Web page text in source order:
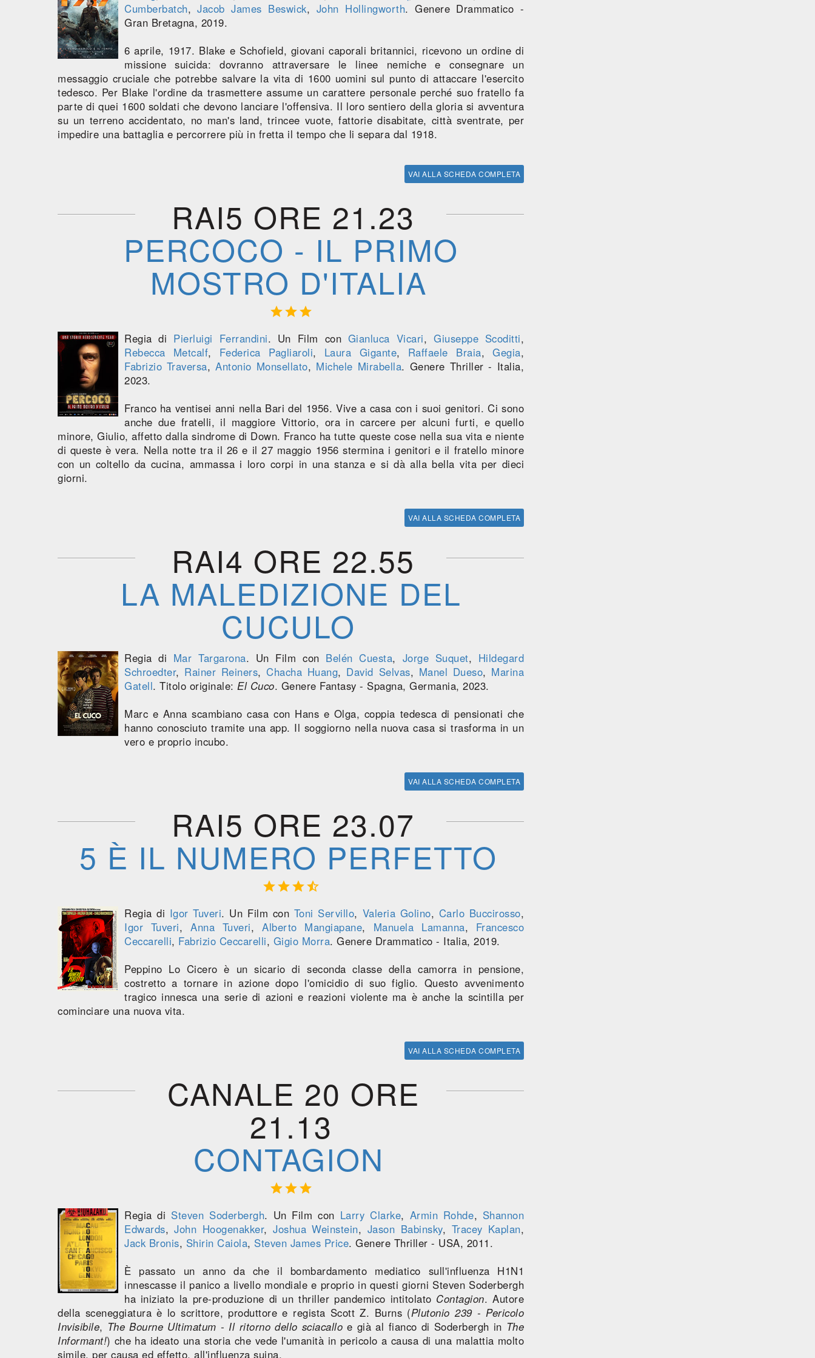
Cumberbatch,Jacob James Beswick, John Hollingworth. Genere Drammatico -
Gran Bretagna, 2019.
6 aprile, 1917. Blake e Schofield, giovani caporali britannici, ricevono un ordine di
missione suicida: dovranno attraversare le linee nemiche e consegnare un
messaggio cruciale che potrebbe salvare la vita di 1600 uomini sul punto di attaccare l'esercito
tedesco. Per Blake l'ordine da trasmettere assume un carattere personale perché suo fratello fa
parte di quei 1600 soldati che devono lanciare l'offensiva. Il loro sentiero della gloria si avventura
su un terreno accidentato, no man's land, trincee vuote, fattorie disabitate, città sventrate, per
impedire una battaglia e percorrere più in fretta il tempo che li separa dal 1918.
VAI ALLA SCHEDA COMPLETA
RAI5 ORE 21.23
PERCOCO - IL PRIMO
MOSTRO D'ITALIA

Regia di Pierluigi Ferrandini. Un Film con Gianluca Vicari,Giuseppe Scoditti,
Rebecca Metcalf, Federica Pagliaroli, Laura Gigante, Raffaele Braia,Gegia,
Fabrizio Traversa,Antonio Monsellato, Michele Mirabella. Genere Thriller - Italia,
2023.
Franco ha ventisei anni nella Bari del 1956. Vive a casa con i suoi genitori. Ci sono
anche due fratelli, il maggiore Vittorio, ora in carcere per alcuni furti, e quello
minore, Giulio, affetto dalla sindrome di Down. Franco ha tutte queste cose nella sua vita e niente
di queste è vera. Nella notte tra il 26 e il 27 maggio 1956 stermina i genitori e il fratello minore
con un coltello da cucina, ammassa i loro corpi in una stanza e si dà alla bella vita per dieci
giorni.
VAI ALLA SCHEDA COMPLETA
RAI4 ORE 22.55
LA MALEDIZIONE DEL
CUCULO
Regia di Mar Targarona. Un Film con Belén Cuesta, Jorge Suquet, Hildegard
Schroedter, Rainer Reiners,Chacha Huang, David Selvas, Manel Dueso, Marina
Gatell. Titolo originale: El Cuco. Genere Fantasy - Spagna, Germania, 2023.
Marc e Anna scambiano casa con Hans e Olga, coppia tedesca di pensionati che
hanno conosciuto tramite una app. Il soggiorno nella nuova casa si trasforma in un
vero e proprio incubo.
VAI ALLA SCHEDA COMPLETA
RAI5 ORE 23.07
5 È IL NUMERO PERFETTO

Regia di Igor Tuveri. Un Film con Toni Servillo, Valeria Golino, Carlo Buccirosso,
Igor Tuveri,Anna Tuveri,Alberto Mangiapane, Manuela Lamanna, Francesco
Ceccarelli, Fabrizio Ceccarelli, Gigio Morra. Genere Drammatico - Italia, 2019.
Peppino Lo Cicero è un sicario di seconda classe della camorra in pensione,
costretto a tornare in azione dopo l'omicidio di suo figlio. Questo avvenimento
tragico innesca una serie di azioni e reazioni violente ma è anche la scintilla per
cominciare una nuova vita.
VAI ALLA SCHEDA COMPLETA
CANALE 20 ORE
21.13
CONTAGION

Regia di Steven Soderbergh. Un Film con Larry Clarke, Armin Rohde, Shannon
Edwards,John Hoogenakker,Joshua Weinstein, Jason Babinsky, Tracey Kaplan,
Jack Bronis, Shirin Caiola, Steven James Price. Genere Thriller - USA, 2011.
È passato un anno da che il bombardamento mediatico sull'influenza H1N1
innescasse il panico a livello mondiale e proprio in questi giorni Steven Soderbergh
ha iniziato la pre-produzione di un thriller pandemico intitolato Contagion. Autore
della sceneggiatura è lo scrittore, produttore e regista Scott Z. Burns (Plutonio 239 - Pericolo
Invisibile, The Bourne Ultimatum - Il ritorno dello sciacallo e già al fianco di Soderbergh in The
Informant!) che ha ideato una storia che vede l'umanità in pericolo a causa di una malattia molto
simile, per causa ed effetto, all'influenza suina.